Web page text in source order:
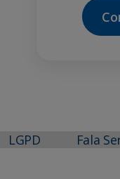
LGPD Fala